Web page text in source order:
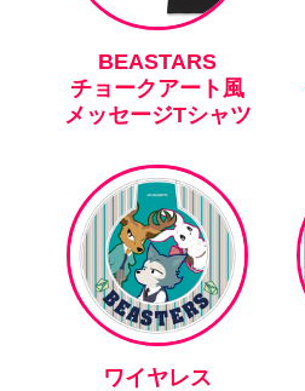
BEASTARS
チョークアート風
メッセージTシャツ
ワイヤレス